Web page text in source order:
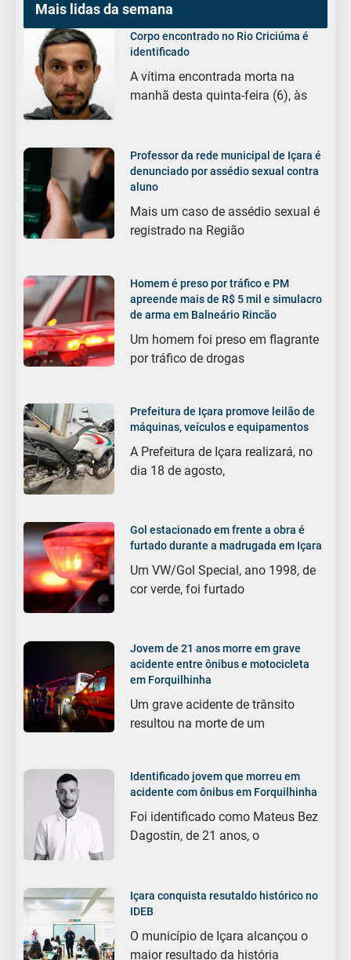
Mais lidas da semana
Corpo encontrado no Rio Criciúma é
identificado
A vítima encontrada morta na
manhã desta quinta-feira (6), às
Professor da rede municipal de Içara é
denunciado por assédio sexual contra
aluno
Mais um caso de assédio sexual é
registrado na Região
Homem é preso por tráfico e PM
apreende mais de R$ 5 mil e simulacro
de arma em Balneário Rincão
Um homem foi preso em flagrante
por tráfico de drogas
Prefeitura de Içara promove leilão de
máquinas, veículos e equipamentos
A Prefeitura de Içara realizará, no
dia 18 de agosto,
Gol estacionado em frente a obra é
furtado durante a madrugada em Içara
Um VW/Gol Special, ano 1998, de
cor verde, foi furtado
Jovem de 21 anos morre em grave
acidente entre ônibus e motocicleta
em Forquilhinha
Um grave acidente de trânsito
resultou na morte de um
Identificado jovem que morreu em
acidente com ônibus em Forquilhinha
Foi identificado como Mateus Bez
Dagostin, de 21 anos, o
Içara conquista resutaldo histórico no
IDEB
O município de Içara alcançou o
maior resultado da história